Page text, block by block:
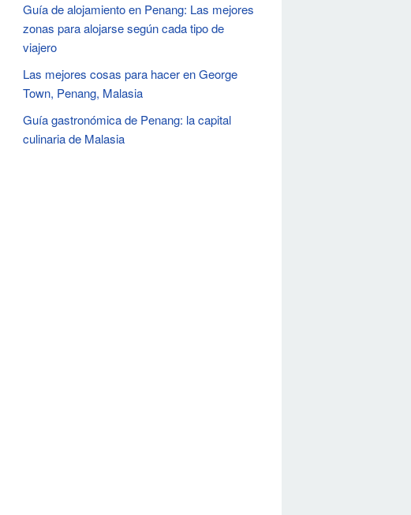
Guía de alojamiento en Penang: Las mejores
zonas para alojarse según cada tipo de
viajero
Las mejores cosas para hacer en George
Town, Penang, Malasia
Guía gastronómica de Penang: la capital
culinaria de Malasia